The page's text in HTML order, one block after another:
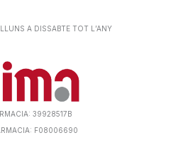
A DISSABTE TOT L’ANY
39928517B
F08006690